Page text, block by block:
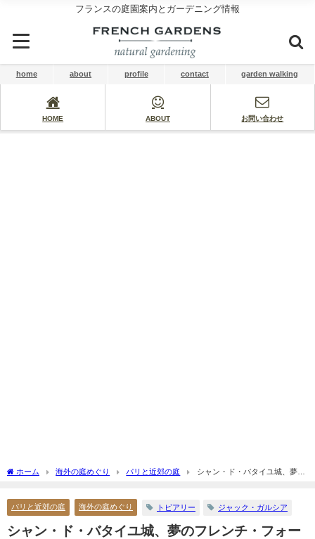
フランスの庭園案内とガーデニング情報
home about profile contact garden walking
HOME ABOUT お問い合わせ
ホーム 海外の庭めぐり パリと近郊の庭
シャン・ド・バタイユ城、夢の
パリと近郊の庭 海外の庭めぐり トピアリー ジャック・ガルシア
シャン・ド・バタイユ城、夢のフレンチ・フォー